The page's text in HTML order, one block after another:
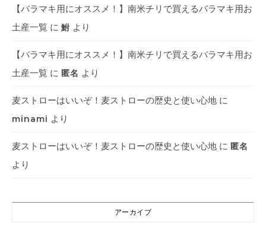
【バラマキ用にオススメ！】南米チリで買えるバラマキ用お
土産一覧 に 鮒 より
【バラマキ用にオススメ！】南米チリで買えるバラマキ用お
土産一覧 に 匿名 より
麦ストローはいいぞ！麦ストローの歴史と使い心地 に
minami より
麦ストローはいいぞ！麦ストローの歴史と使い心地 に 匿名
より
アーカイブ